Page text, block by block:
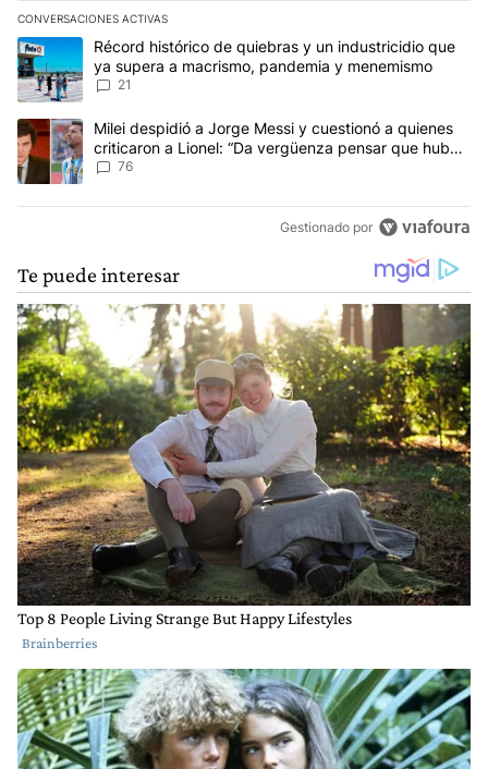
CONVERSACIONES ACTIVAS
Este listado muestra los artículos con más comentarios en los
Un artículo de tendencia con el título "Récord histórico de
Récord histórico de quiebras y un industricidio que
ya supera a macrismo, pandemia y menemismo
21
Un artículo de tendencia con el título "Milei despidió a Jorge
Milei despidió a Jorge Messi y cuestionó a quienes
criticaron a Lionel: “Da vergüenza pensar que hubo
anti-Messi”
76
Gestionado por